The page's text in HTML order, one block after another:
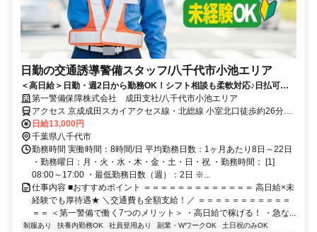
日勤の交通誘導警備スタッフ/八千代市小池エリア
＜高日給＞日勤・週2日から勤務OK！シフト相談も柔軟対応♪日払可◎
未経験歓迎★
第一警備保障株式会社 成田支社/八千代市小池エリア
アクセス 京成成田スカイアクセス線・北総線 小室北口徒歩約26分、
京成成田スカイアクセス線・北総線 千葉ニュータウン中央徒歩約47
分、京成成田スカイアクセス線・北総線 白井南口徒歩約49分 直行直
帰OK＊交通費全額支給＊
日給13,000円
千葉県八千代市
勤務時間 実働時間：8時間/日 平均勤務日数：1ヶ月あたり8日～22日
・勤務曜日：月・火・水・木・金・土・日・祝 ・勤務時間： [1]
08:00～17:00 ・最低勤務日数（週）：2日 ※...
仕事内容 ■おすすめポイント ＝＝＝＝＝＝＝＝＝＝＝＝＝ 高日給×未
経験でも厚待遇★ ＼交通費も全額支給！／ ＝＝＝＝＝＝＝＝＝＝＝
＝＝ ＜第一警備で働く7つのメリット＞ ・高日給で稼げる！ ・急な...
制服あり 扶養内勤務OK 社員登用あり 副業・WワークOK
土日祝のみOK